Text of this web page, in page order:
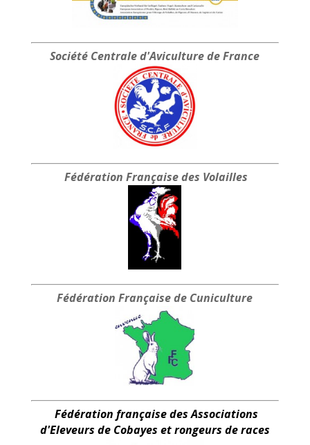
Société Centraled'Aviculture de France
Fédération Française des Volailles
Fédération Française de Cuniculture
Fédération française des Associations
d'Eleveurs de Cobayes et rongeurs de races